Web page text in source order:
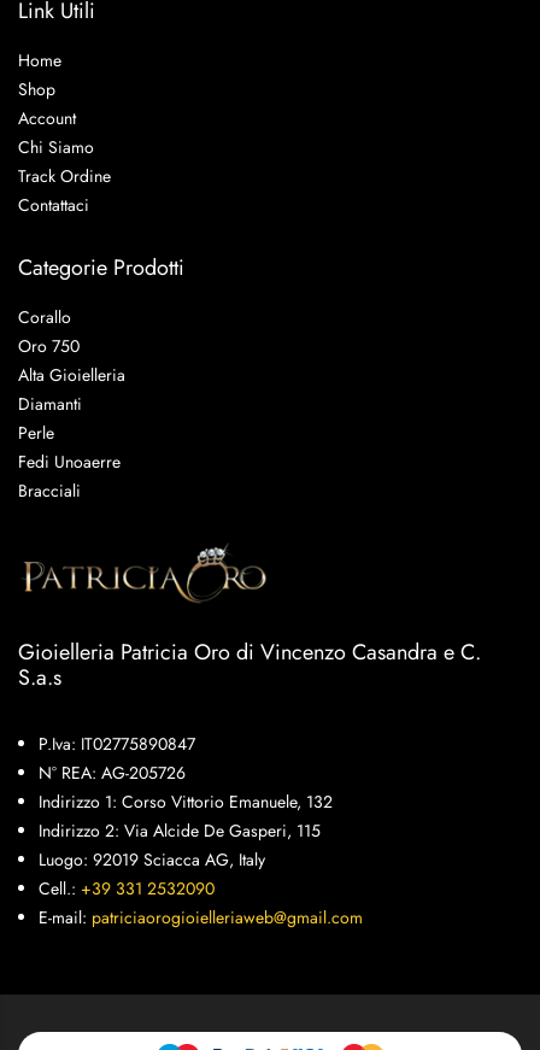
Gioielleria Patricia Oro di Vincenzo Casandra e C.
S.a.s
P.Iva: IT02775890847
N° REA: AG-205726
Indirizzo 1: Corso Vittorio Emanuele, 132
Indirizzo 2: Via Alcide De Gasperi, 115
Luogo: 92019 Sciacca AG, Italy
Cell.: +39 331 2532090
E-mail: patriciaorogioielleriaweb@gmail.com
Categorie Prodotti
Corallo
Oro 750
Alta Gioielleria
Diamanti
Perle
Fedi Unoaerre
Bracciali
Link Utili
Home
Shop
Account
Chi Siamo
Track Ordine
Contattaci